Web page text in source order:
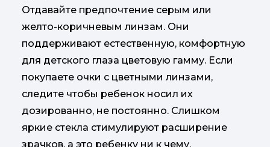
Отдавайте предпочтение серым или
желто-коричневым линзам. Они
поддерживают естественную, комфортную
для детского глаза цветовую гамму. Если
покупаете очки с цветными линзами,
следите чтобы ребенок носил их
дозированно, не постоянно. Слишком
яркие стекла стимулируют расширение
зрачков, а это ребенку ни к чему.